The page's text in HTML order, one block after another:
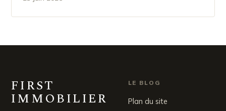
FIRST
IMMOBILIER
LE BLOG
Plan du site